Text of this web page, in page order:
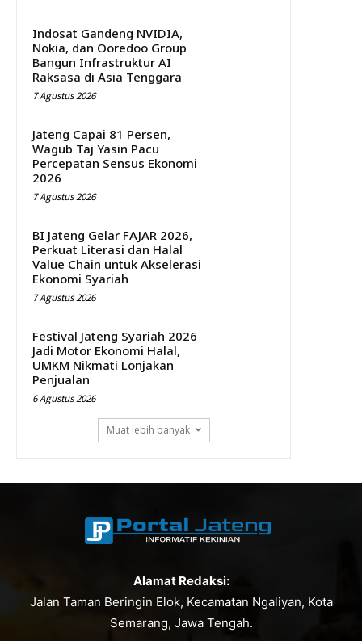
Indosat Gandeng NVIDIA,
Nokia, dan Ooredoo Group
Bangun Infrastruktur AI
Raksasa di Asia Tenggara
7 Agustus 2026
Jateng Capai 81 Persen,
Wagub Taj Yasin Pacu
Percepatan Sensus Ekonomi
2026
7 Agustus 2026
BI Jateng Gelar FAJAR 2026,
Perkuat Literasi dan Halal
Value Chain untuk Akselerasi
Ekonomi Syariah
7 Agustus 2026
Festival Jateng Syariah 2026
Jadi Motor Ekonomi Halal,
UMKM Nikmati Lonjakan
Penjualan
6 Agustus 2026
Muat lebih banyak
Alamat Redaksi:
Jalan Taman Beringin Elok, Kecamatan Ngaliyan, Kota
Semarang, Jawa Tengah.